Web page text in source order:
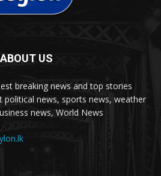
ABOUT US
breaking news and top stories
political news, sports news, weather
news, World News